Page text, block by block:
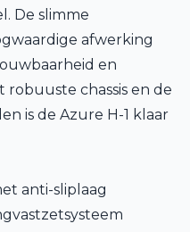
De slimme
afwerking
en
chassis en de
is de Azure H-1 klaar
anti-sliplaag